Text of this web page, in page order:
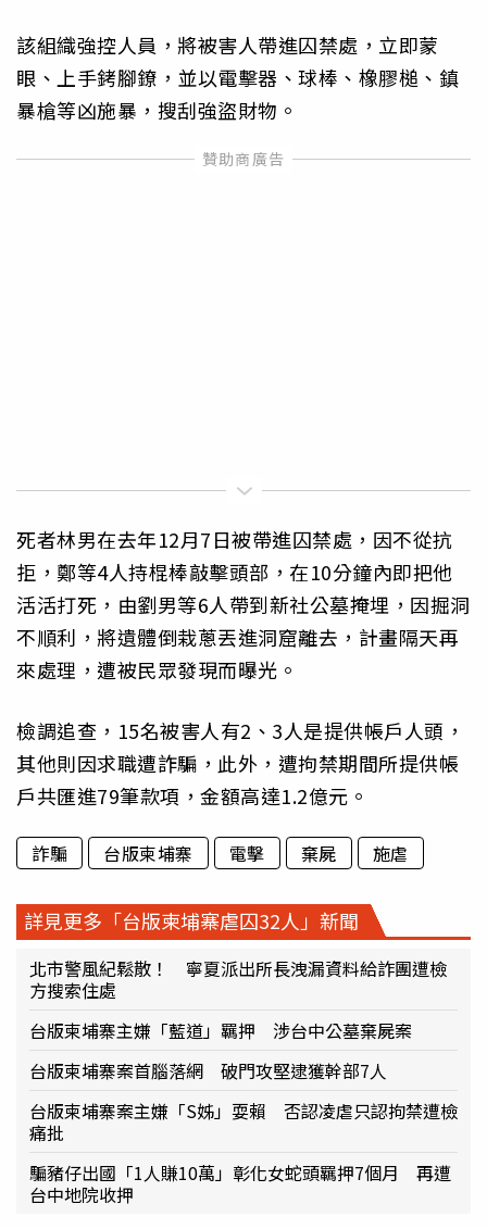
該組織強控人員，將被害人帶進囚禁處，立即蒙
眼、上手銬腳鐐，並以電擊器、球棒、橡膠槌、鎮
暴槍等凶施暴，搜刮強盜財物。
死者林男在去年12月7日被帶進囚禁處，因不從抗
拒，鄭等4人持棍棒敲擊頭部，在10分鐘內即把他
活活打死，由劉男等6人帶到新社公墓掩埋，因掘洞
不順利，將遺體倒栽蔥丟進洞窟離去，計畫隔天再
來處理，遭被民眾發現而曝光。
檢調追查，15名被害人有2、3人是提供帳戶人頭，
其他則因求職遭詐騙，此外，遭拘禁期間所提供帳
戶共匯進79筆款項，金額高達1.2億元。
詐騙 台版柬埔寨 電擊 棄屍 施虐
詳見更多「台版柬埔寨虐囚32人」新聞
北市警風紀鬆散！ 寧夏派出所長洩漏資料給詐團遭檢
方搜索住處
台版柬埔寨主嫌「藍道」羈押 涉台中公墓棄屍案
台版柬埔寨案首腦落網 破門攻堅逮獲幹部7人
台版柬埔寨案主嫌「S姊」耍賴 否認凌虐只認拘禁遭檢
痛批
騙豬仔出國「1人賺10萬」彰化女蛇頭羈押7個月 再遭
台中地院收押